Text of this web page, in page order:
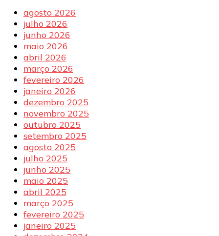
agosto 2026
julho 2026
junho 2026
maio 2026
abril 2026
março 2026
fevereiro 2026
janeiro 2026
dezembro 2025
novembro 2025
outubro 2025
setembro 2025
agosto 2025
julho 2025
junho 2025
maio 2025
abril 2025
março 2025
fevereiro 2025
janeiro 2025